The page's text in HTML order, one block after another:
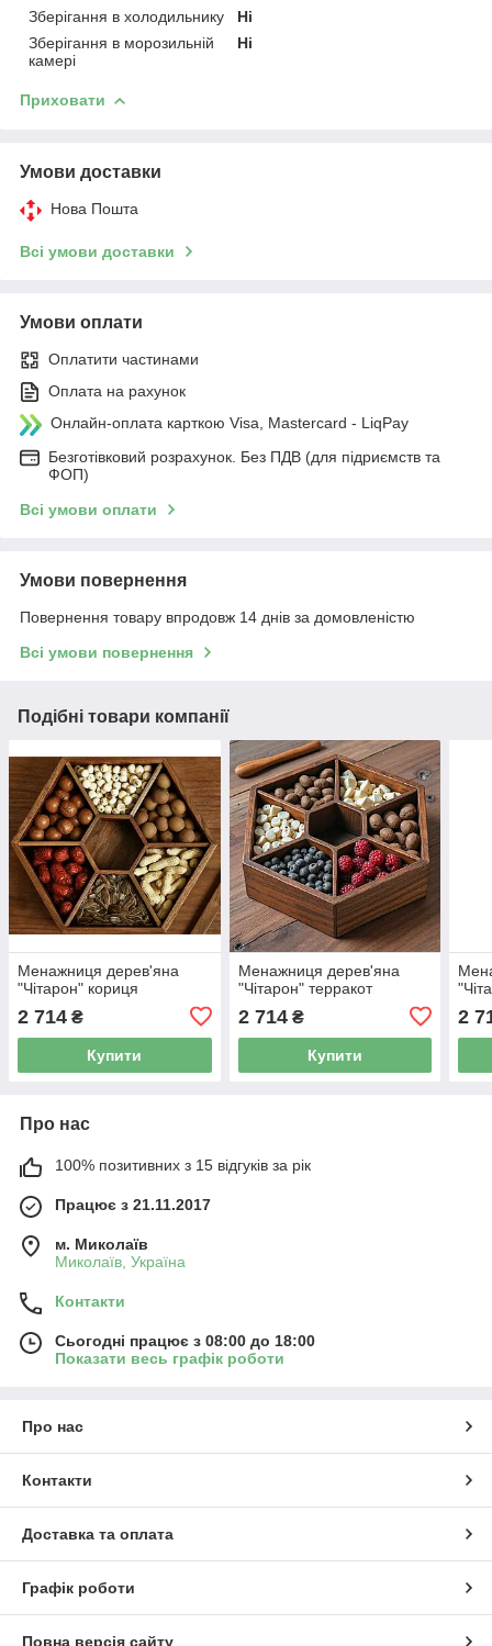
Зберігання в холодильнику
Ні
Зберігання в морозильній
камері
Ні
Приховати
Умови доставки
Нова Пошта
Всі умови доставки
Умови оплати
Оплатити частинами
Оплата на рахунок
Онлайн-оплата карткою Visa, Mastercard - LiqPay
Безготівковий розрахунок. Без ПДВ (для підриємств та
ФОП)
Всі умови оплати
Умови повернення
Повернення товару впродовж 14 днів за домовленістю
Всі умови повернення
Подібні товари компанії
Менажниця дерев'яна
"Чітарон" кориця
2 714 ₴
Купити
Менажниця дерев'яна
"Чітарон" терракот
2 714₴
Купити
2
Про нас
100% позитивних з 15 відгуків за рік
Працює з 21.11.2017
м. Миколаїв
Миколаїв, Україна
Контакти
Сьогодні працює з 08:00 до 18:00
Показати весь графік роботи
Про нас
Контакти
Доставка та оплата
Графік роботи
Повна версія сайту